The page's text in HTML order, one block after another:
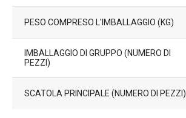
PESO COMPRESO L'IMBALLAGGIO (KG)
IMBALLAGGIO DI GRUPPO (NUMERO DI
PEZZI)
SCATOLA PRINCIPALE (NUMERO DI PEZZI)